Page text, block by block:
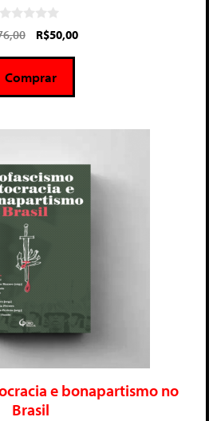
R$50,00
Comprar
e bonapartismo no
Brasil